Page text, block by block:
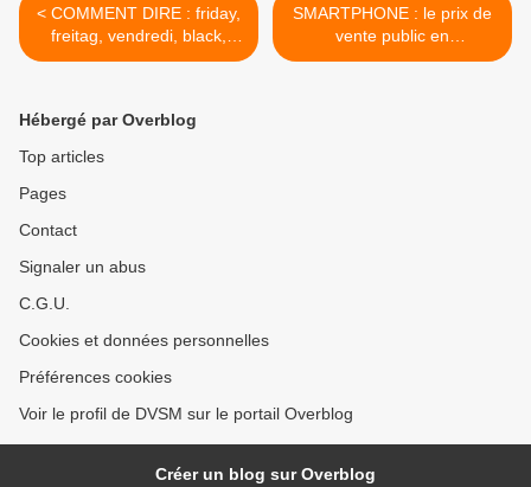
< COMMENT DIRE : friday,
freitag, vendredi, black,
schwarz...
SMARTPHONE : le prix de
vente public en
augmentation. >
Hébergé par Overblog
Top articles
Pages
Contact
Signaler un abus
C.G.U.
Cookies et données personnelles
Préférences cookies
Voir le profil de DVSM sur le portail Overblog
Créer un blog sur Overblog